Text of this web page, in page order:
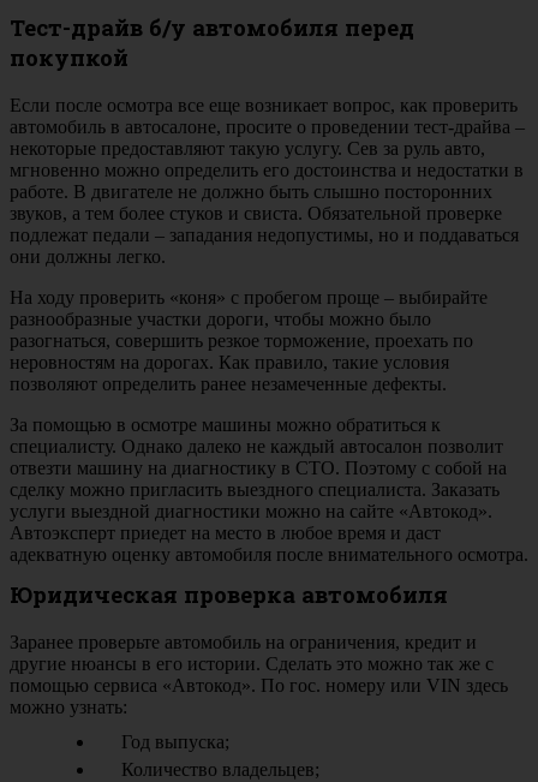
Тест-драйв б/у автомобиля перед
покупкой
Если после осмотра все еще возникает вопрос, как проверить
автомобиль в автосалоне, просите о проведении тест-драйва –
некоторые предоставляют такую услугу. Сев за руль авто,
мгновенно можно определить его достоинства и недостатки в
работе. В двигателе не должно быть слышно посторонних
звуков, а тем более стуков и свиста. Обязательной проверке
подлежат педали – западания недопустимы, но и поддаваться
они должны легко.
На ходу проверить «коня» с пробегом проще – выбирайте
разнообразные участки дороги, чтобы можно было
разогнаться, совершить резкое торможение, проехать по
неровностям на дорогах. Как правило, такие условия
позволяют определить ранее незамеченные дефекты.
За помощью в осмотре машины можно обратиться к
специалисту. Однако далеко не каждый автосалон позволит
отвезти машину на диагностику в СТО. Поэтому с собой на
сделку можно пригласить выездного специалиста. Заказать
услуги выездной диагностики можно на сайте «Автокод».
Автоэксперт приедет на место в любое время и даст
адекватную оценку автомобиля после внимательного осмотра.
Юридическая проверка автомобиля
Заранее проверьте автомобиль на ограничения, кредит и
другие нюансы в его истории. Сделать это можно так же с
помощью сервиса «Автокод». По гос. номеру или VIN здесь
можно узнать:
Год выпуска;
Количество владельцев;